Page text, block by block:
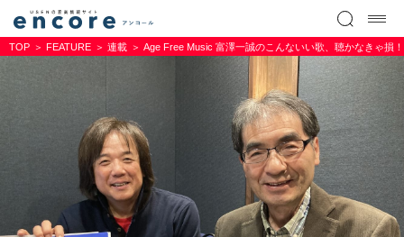
TOP FEATURE 連載 Age Free Music 富澤一誠のこんないい歌、聴かなきゃ損